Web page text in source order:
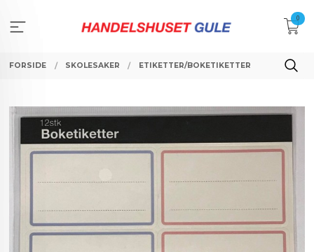
innholdet
0
FORSIDE SKOLESAKER ETIKETTER/BOKETIKETTER